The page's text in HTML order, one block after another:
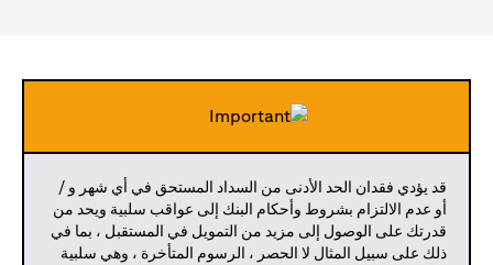
قد يؤدي فقدان الحد الأدنى من السداد المستحق في أي شهر و /
أو عدم الالتزام بشروط وأحكام البنك إلى عواقب سلبية ويحد من
قدرتك على الوصول إلى مزيد من التمويل في المستقبل ، بما في
ذلك على سبيل المثال لا الحصر ، الرسوم المتأخرة ، وهي سلبية